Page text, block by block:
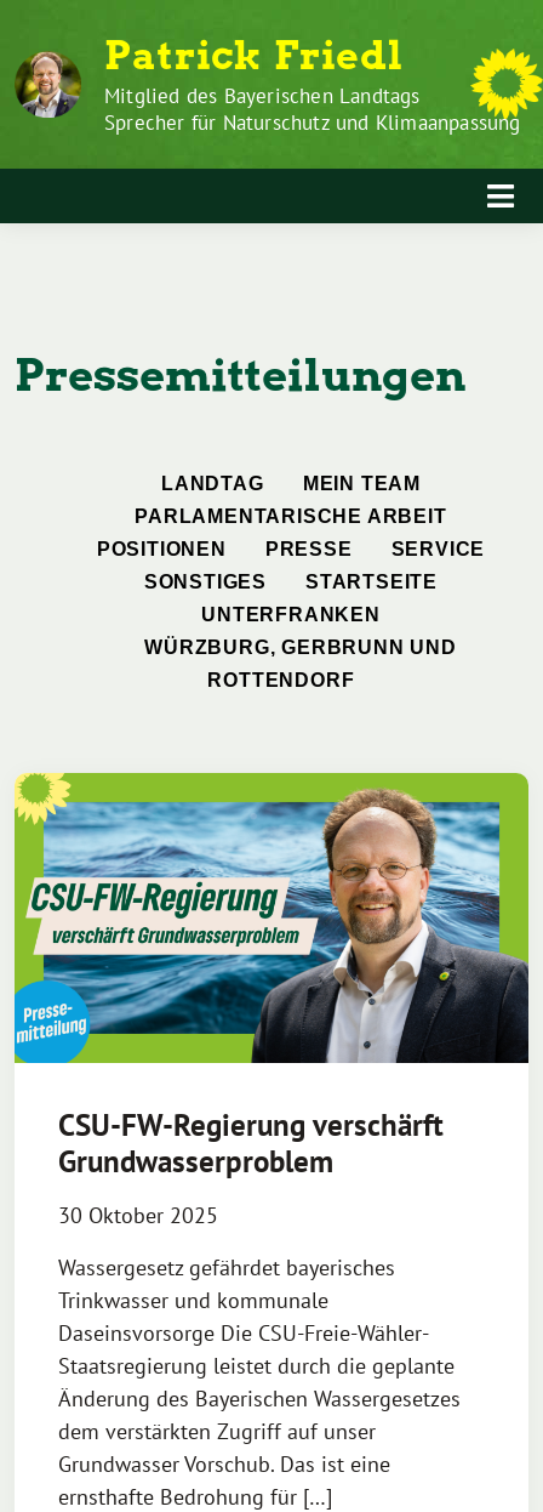
Inhalt
springen
zum
Inhalt
Patrick Friedl
Mitglied des Bayerischen Landtags
Sprecher für Naturschutz und Klimaanpassung
Pressemitteilungen
LANDTAG
MEIN TEAM
PARLAMENTARISCHE ARBEIT
POSITIONEN
PRESSE
SERVICE
SONSTIGES
STARTSEITE
UNTERFRANKEN
WÜRZBURG, GERBRUNN UND
ROTTENDORF
CSU-FW-Regierung verschärft
Grundwasserproblem
30 Oktober 2025
Wassergesetz gefährdet bayerisches
Trinkwasser und kommunale
Daseinsvorsorge Die CSU-Freie-Wähler-
Staatsregierung leistet durch die geplante
Änderung des Bayerischen Wassergesetzes
dem verstärkten Zugriff auf unser
Grundwasser Vorschub. Das ist eine
ernsthafte Bedrohung für […]